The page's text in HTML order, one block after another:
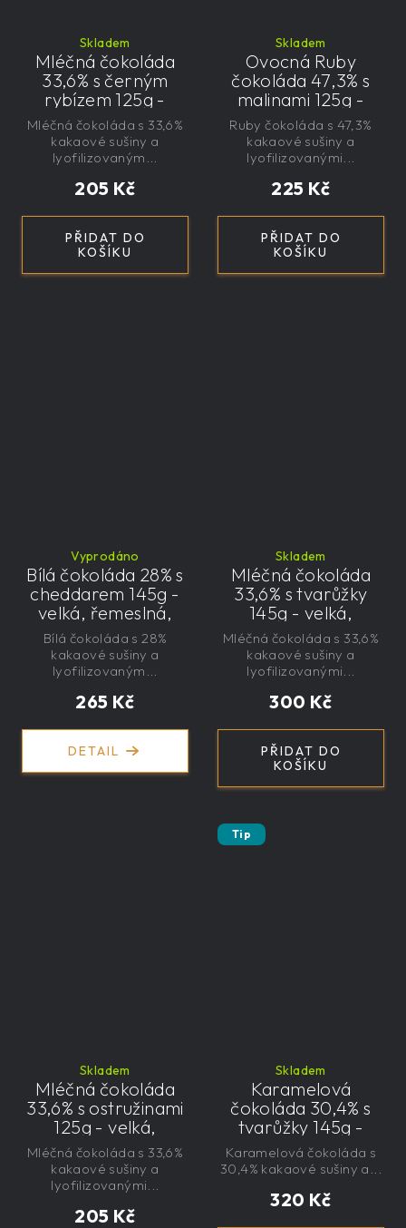
Skladem
Mléčná čokoláda
33,6% s černým
rybízem 125g -
velká, řemeslná,
exkluzivní, dárková
205 Kč
PŘIDAT DO
KOŠÍKU
Mléčná čokoláda s 33,6%
kakaové sušiny a
lyofilizovaným...
Skladem
Ovocná Ruby
čokoláda 47,3% s
malinami 125g -
velká, řemeslná,
exkluzivní, dárková
225 Kč
PŘIDAT DO
KOŠÍKU
Ruby čokoláda s 47,3%
kakaové sušiny a
lyofilizovanými...
Vyprodáno
Bílá čokoláda 28% s
cheddarem 145g -
velká, řemeslná,
exkluzivní, dárková
265 Kč
DETAIL
Bílá čokoláda s 28%
kakaové sušiny a
lyofilizovaným...
Skladem
Mléčná čokoláda
33,6% s tvarůžky
145g - velká,
řemeslná,
exkluzivní, dárková
300 Kč
PŘIDAT DO
KOŠÍKU
Mléčná čokoláda s 33,6%
kakaové sušiny a
lyofilizovanými...
Skladem
Mléčná čokoláda
33,6% s ostružinami
125g - velká,
řemeslná,
exkluzivní, dárková
205 Kč
Mléčná čokoláda s 33,6%
kakaové sušiny a
lyofilizovanými...
Tip
Skladem
Karamelová
čokoláda 30,4% s
tvarůžky 145g -
velká, řemeslná,
exkluzivní, dárková
320 Kč
Karamelová čokoláda s
30,4% kakaové sušiny a...